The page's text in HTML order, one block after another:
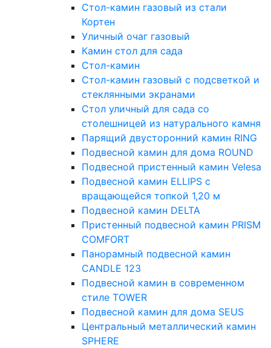
Стол-камин газовый из стали
Кортен
Уличный очаг газовый
Камин стол для сада
Стол-камин
Стол-камин газовый с подсветкой и
стеклянными экранами
Стол уличный для сада со
столешницей из натурального камня
Парящий двусторонний камин RING
Подвесной камин для дома ROUND
Подвесной пристенный камин Velesa
Подвесной камин ELLIPS с
вращающейся топкой 1,20 м
Подвесной камин DELTA
Пристенный подвесной камин PRISM
COMFORT
Панорамный подвесной камин
CANDLE 123
Подвесной камин в современном
стиле TOWER
Подвесной камин для дома SEUS
Центральный металлический камин
SPHERE